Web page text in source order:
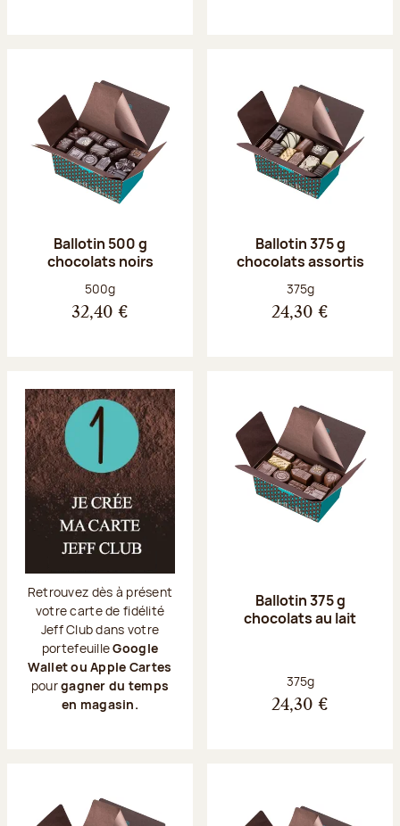
Ballotin 500 g
chocolats noirs
Poids net :
500g
32,40 €
Ballotin 375 g
chocolats assortis
Poids net :
375g
24,30 €
Retrouvez dès à présent
votre carte de fidélité
Jeff Club dans votre
portefeuilleGoogle
Wallet ou Apple Cartes
pourgagner du temps
en magasin.
Ballotin 375 g
chocolats au lait
Poids net :
375g
24,30 €